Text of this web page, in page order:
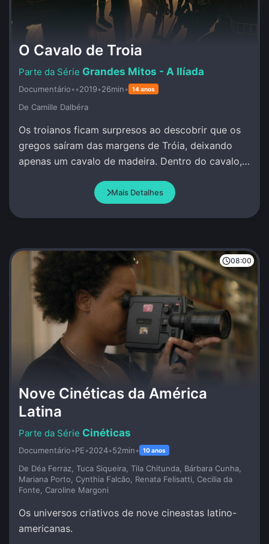
O Cavalo de Troia
Grandes Mitos - A Ilíada
Documentário••2019•26min• 14 anos
De Camille Dalbéra
Os troianos ficam surpresos ao descobrir que os
gregos saíram das margens de Tróia, deixando
apenas um cavalo de madeira. Dentro do cavalo,
Mais Detalhes
08:00
Nove Cinéticas da América
Latina
Cinéticas
Documentário•PE•2024•52min• 10 anos
De Déa Ferraz, Tuca Siqueira, Tila Chitunda, Bárbara Cunha,
Mariana Porto, Cynthia Falcão, Renata Felisatti, Cecilia da
Fonte, Caroline Margoni
Os universos criativos de nove cineastas latino-
americanas.